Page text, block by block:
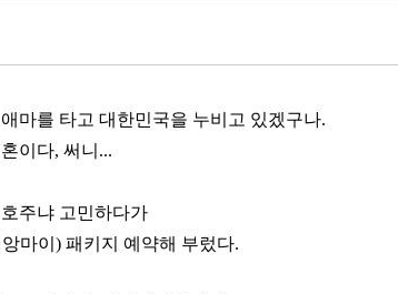
마를 타고 대한민국을 누비고 있겠구나.
이다, 써니...
주냐 고민하다가
마이) 패키지 예약해 부렀다.